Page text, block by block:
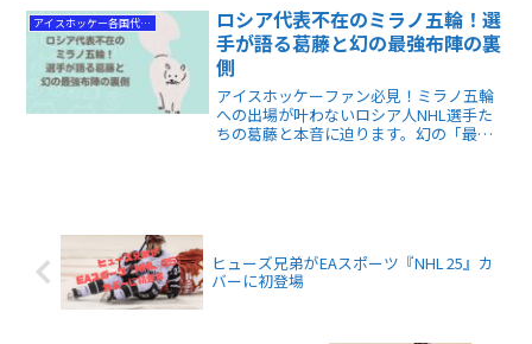
知ることで、大会をより深く楽しむ知識
が得られます。🏒✨
アイスホッケー各国代表情報
ロシア代表不在のミラノ五輪！選
手が語る葛藤と幻の最強布陣の裏
側
アイスホッケーファン必見！ミラノ五輪
への出場が叶わないロシア人NHL選手た
ちの葛藤と本音に迫ります。幻の「最強
ヒューズ兄弟がEAスポーツ『NHL 25』カ
バーに初登場